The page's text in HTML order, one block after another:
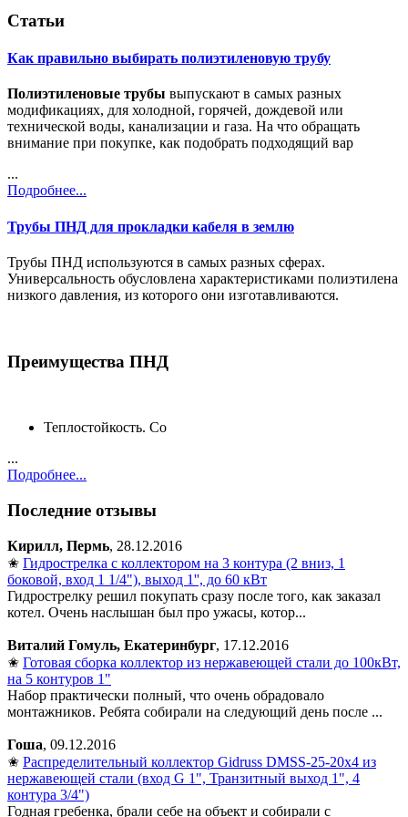
Статьи
Как правильно выбирать полиэтиленовую трубу
Полиэтиленовые трубы выпускают в самых разных
модификациях, для холодной, горячей, дождевой или
технической воды, канализации и газа. На что обращать
внимание при покупке, как подобрать подходящий вар
...
Подробнее...
Трубы ПНД для прокладки кабеля в землю
Трубы ПНД используются в самых разных сферах.
Универсальность обусловлена характеристиками полиэтилена
низкого давления, из которого они изготавливаются.
Преимущества ПНД
Теплостойкость. Со
...
Подробнее...
Последние отзывы
Кирилл, Пермь, 28.12.2016
✬ Гидрострелка с коллектором на 3 контура (2 вниз, 1
боковой, вход 1 1/4"), выход 1'', до 60 кВт
Гидрострелку решил покупать сразу после того, как заказал
котел. Очень наслышан был про ужасы, котор...
Виталий Гомуль, Екатеринбург, 17.12.2016
✬ Готовая сборка коллектор из нержавеющей стали до 100кВт,
на 5 контуров 1"
Набор практически полный, что очень обрадовало
монтажников. Ребята собирали на следующий день после ...
Гоша, 09.12.2016
✬ Распределительный коллектор Gidruss DMSS-25-20x4 из
нержавеющей стали (вход G 1", Транзитный выход 1", 4
контура 3/4")
Годная гребенка, брали себе на объект и собирали с